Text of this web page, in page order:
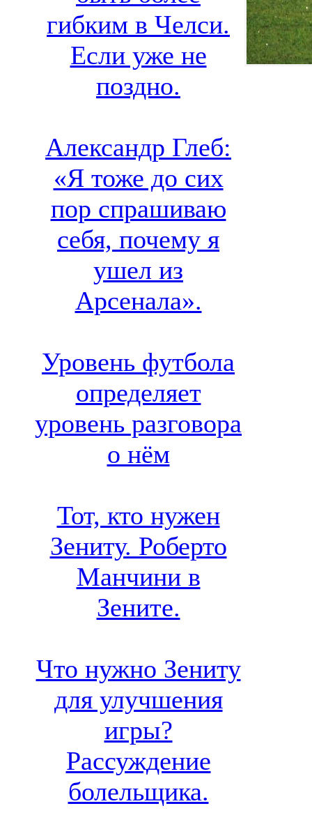
гибким в Челси.
Если уже не
поздно.
Александр Глеб:
«Я тоже до сих
пор спрашиваю
себя, почему я
ушел из
Арсенала».
Уровень футбола
определяет
уровень разговора
о нём
Тот, кто нужен
Зениту. Роберто
Манчини в
Зените.
Что нужно Зениту
для улучшения
игры?
Рассуждение
болельщика.